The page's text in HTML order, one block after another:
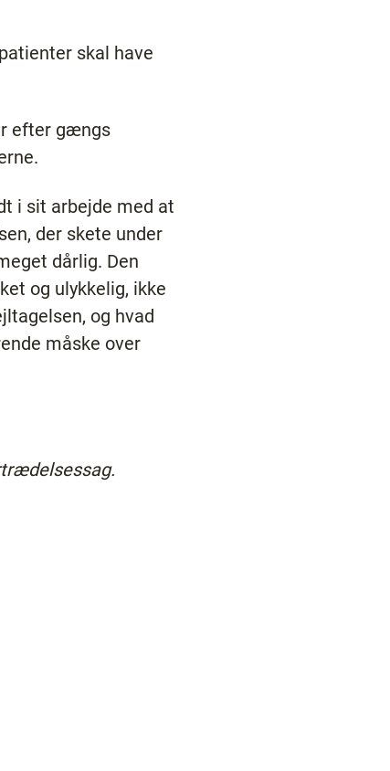
skal have
efter gængs
i sit arbejde med at
der skete under
dårlig. Den
og ulykkelig, ikke
og hvad
måske over